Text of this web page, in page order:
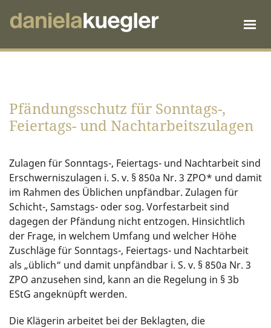
Pfändungsschutz für Sonntags-,
Feiertags- und Nachtarbeitszulagen
Zulagen für Sonntags-, Feiertags- und Nachtarbeit sind
Erschwerniszulagen i. S. v. § 850a Nr. 3 ZPO* und damit
im Rahmen des Üblichen unpfändbar. Zulagen für
Schicht-, Samstags- oder sog. Vorfestarbeit sind
dagegen der Pfändung nicht entzogen. Hinsichtlich
der Frage, in welchem Umfang und welcher Höhe
Zuschläge für Sonntags-, Feiertags- und Nachtarbeit
als „üblich“ und damit unpfändbar i. S. v. § 850a Nr. 3
ZPO anzusehen sind, kann an die Regelung in § 3b
EStG angeknüpft werden.
Die Klägerin arbeitet bei der Beklagten, die